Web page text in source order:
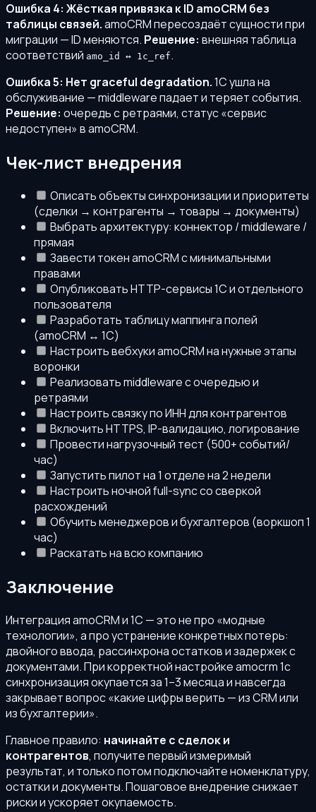
Ошибка 4: Жёсткая привязка к ID amoCRM без
таблицы связей.amoCRM пересоздаёт сущности при
миграции — ID меняются. Решение: внешняя таблица
соответствий amo_id ↔ 1c_ref.
Ошибка 5: Нет graceful degradation.1С ушла на
обслуживание — middleware падает и теряет события.
Решение: очередь с ретраями, статус «сервис
недоступен» в amoCRM.
Чек-лист внедрения
Описать объекты синхронизации и приоритеты
(сделки → контрагенты → товары → документы)
Выбрать архитектуру: коннектор / middleware /
прямая
Завести токен amoCRM с минимальными
правами
Опубликовать HTTP-сервисы 1С и отдельного
пользователя
Разработать таблицу маппинга полей
(amoCRM ↔ 1С)
Настроить вебхуки amoCRM на нужные этапы
воронки
Реализовать middleware с очередью и
ретраями
Настроить связку по ИНН для контрагентов
Включить HTTPS, IP-валидацию, логирование
Провести нагрузочный тест (500+ событий/
час)
Запустить пилот на 1 отделе на 2 недели
Настроить ночной full-sync со сверкой
расхождений
Обучить менеджеров и бухгалтеров (воркшоп 1
час)
Раскатать на всю компанию
Заключение
Интеграция amoCRM и 1С — это не про «модные
технологии», а про устранение конкретных потерь:
двойного ввода, рассинхрона остатков и задержек с
документами. При корректной настройке amocrm 1с
синхронизация окупается за 1–3 месяца и навсегда
закрывает вопрос «какие цифры верить — из CRM или
из бухгалтерии».
Главное правило: начинайте с сделок и
контрагентов, получите первый измеримый
результат, и только потом подключайте номенклатуру,
остатки и документы. Пошаговое внедрение снижает
риски и ускоряет окупаемость.